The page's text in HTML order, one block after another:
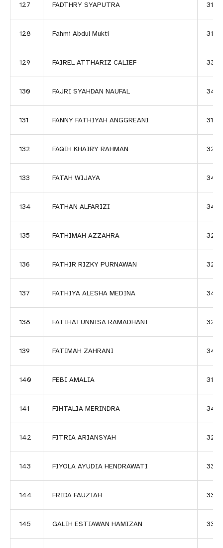
127 FADTHRY SYAPUTRA 3133
128 Fahmi Abdul Mukti 3134
129 FAIREL ATTHARIZ CALIEF 3386
130 FAJRI SYAHDAN NAUFAL 3441
131 FANNY FATHIYAH ANGGREANI 3135
132 FAQIH KHAIRY RAHMAN 3260
133 FATAH WIJAYA 3481
134 FATHAN ALFARIZI
135 FATHIMAH AZZAHRA 3207
136 FATHIR RIZKY PURNAWAN 3261
137 FATHIYA ALESHA MEDINA 3453
138 FATIHATUNNISA RAMADHANI
139 FATIMAH ZAHRANI
140 FEBI AMALIA 3136
141 FIHTALIA MERINDRA
142 FITRIA ARIANSYAH
143 FIYOLA AYUDIA HENDRAWATI 3328
144 FRIDA FAUZIAH 3357
145 GALIH ESTIAWAN HAMIZAN 3329